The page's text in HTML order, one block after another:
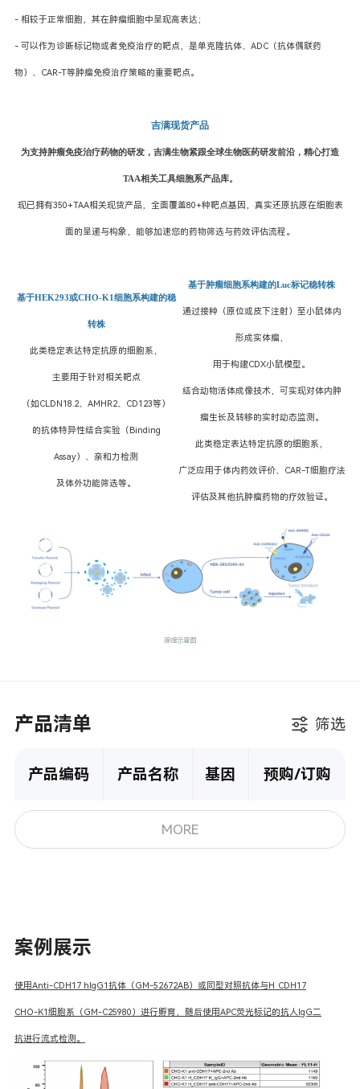
- 相较于正常细胞，其在肿瘤细胞中呈现高表达；
- 可以作为诊断标记物或者免疫治疗的靶点，是单克隆抗体、ADC（抗体偶联药
物）、CAR-T等肿瘤免疫治疗策略的重要靶点。
吉满现货产品
为支持肿瘤免疫治疗药物的研发，吉满生物紧跟全球生物医药研发前沿，精心打造
TAA相关工具细胞系产品库。
现已拥有350+TAA相关现货产品，全面覆盖80+种靶点基因，真实还原抗原在细胞表
面的呈递与构象，能够加速您的药物筛选与药效评估流程。
基于HEK293或CHO-K1细胞系构建的稳
转株
此类稳定表达特定抗原的细胞系，
主要用于针对相关靶点
（如CLDN18.2、AMHR2、CD123等）
的抗体特异性结合实验（Binding
Assay）、亲和力检测
及体外功能筛选等。
基于肿瘤细胞系构建的Luc标记稳转株
通过接种（原位或皮下注射）至小鼠体内
形成实体瘤，
用于构建CDX小鼠模型。
结合动物活体成像技术，可实现对体内肿
瘤生长及转移的实时动态监测。
此类稳定表达特定抗原的细胞系，
广泛应用于体内药效评价、CAR-T细胞疗法
评估及其他抗肿瘤药物的疗效验证。
原理示意图
产品清单 筛选
产品编码 产品名称 基因 预购/订购
MORE
案例展示
使用Anti-CDH17 hIgG1抗体（GM-52672AB）或同型对照抗体与H_CDH17
CHO-K1细胞系（GM-C25980）进行孵育，随后使用APC荧光标记的抗人lgG二
抗进行流式检测。